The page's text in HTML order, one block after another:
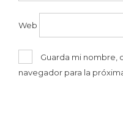
Web
Guarda mi nombre,
navegador para la